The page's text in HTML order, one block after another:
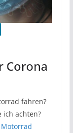
Corona
fahren?
ich achten?